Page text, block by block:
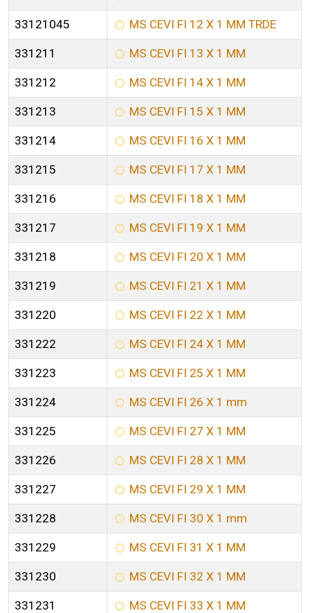
33121045 MS CEVI FI 12 X 1 MM TRDE
331211 MS CEVI FI 13 X 1 MM
331212 MS CEVI FI 14 X 1 MM
331213 MS CEVI FI 15 X 1 MM
331214 MS CEVI FI 16 X 1 MM
331215 MS CEVI FI 17 X 1 MM
331216 MS CEVI FI 18 X 1 MM
331217 MS CEVI FI 19 X 1 MM
331218 MS CEVI FI 20 X 1 MM
331219 MS CEVI FI 21 X 1 MM
331220 MS CEVI FI 22 X 1 MM
331222 MS CEVI FI 24 X 1 MM
331223 MS CEVI FI 25 X 1 MM
331224 MS CEVI FI 26 X 1 mm
331225 MS CEVI FI 27 X 1 MM
331226 MS CEVI FI 28 X 1 MM
331227 MS CEVI FI 29 X 1 MM
331228 MS CEVI FI 30 X 1 mm
331229 MS CEVI FI 31 X 1 MM
331230 MS CEVI FI 32 X 1 MM
331231 MS CEVI FI 33 X 1 MM